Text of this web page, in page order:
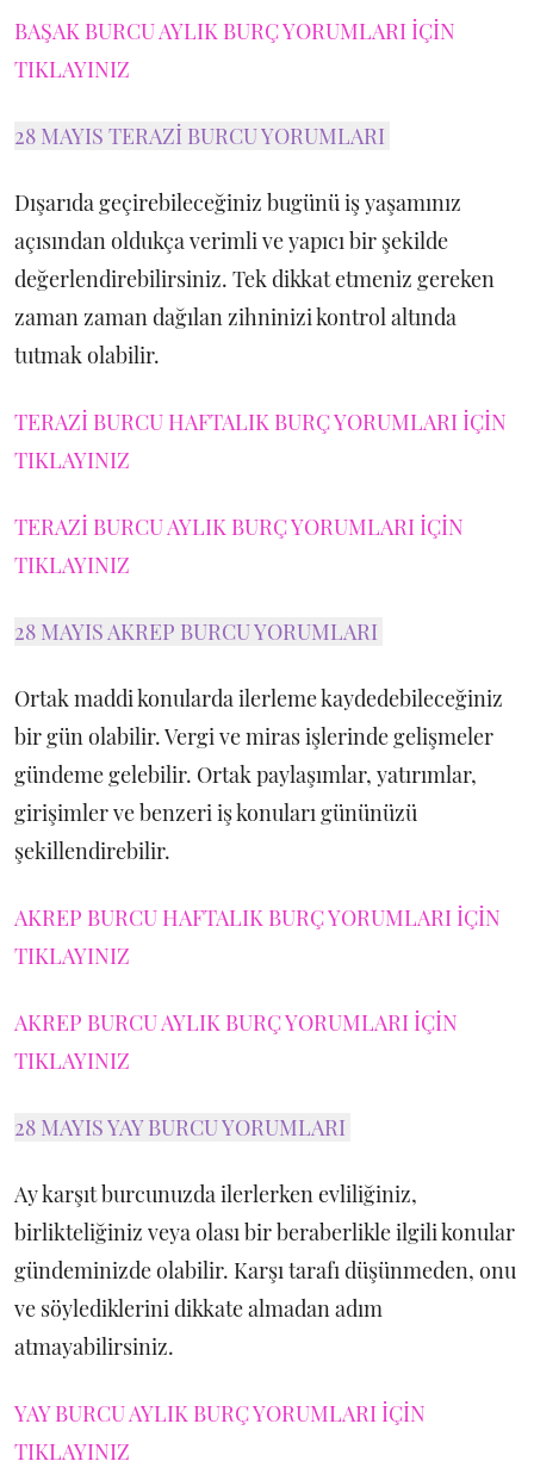
BAŞAK BURCU AYLIK BURÇ YORUMLARI İÇİN
TIKLAYINIZ
28 MAYIS TERAZİ BURCU YORUMLARI
Dışarıda geçirebileceğiniz bugünü iş yaşamınız
açısından oldukça verimli ve yapıcı bir şekilde
değerlendirebilirsiniz. Tek dikkat etmeniz gereken
zaman zaman dağılan zihninizi kontrol altında
tutmak olabilir.
TERAZİ BURCU HAFTALIK BURÇ YORUMLARI İÇİN
TIKLAYINIZ
TERAZİ BURCU AYLIK BURÇ YORUMLARI İÇİN
TIKLAYINIZ
28 MAYIS AKREP BURCU YORUMLARI
Ortak maddi konularda ilerleme kaydedebileceğiniz
bir gün olabilir. Vergi ve miras işlerinde gelişmeler
gündeme gelebilir. Ortak paylaşımlar, yatırımlar,
girişimler ve benzeri iş konuları gününüzü
şekillendirebilir.
AKREP BURCU HAFTALIK BURÇ YORUMLARI İÇİN
TIKLAYINIZ
AKREP BURCU AYLIK BURÇ YORUMLARI İÇİN
TIKLAYINIZ
28 MAYIS YAY BURCU YORUMLARI
Ay karşıt burcunuzda ilerlerken evliliğiniz,
birlikteliğiniz veya olası bir beraberlikle ilgili konular
gündeminizde olabilir. Karşı tarafı düşünmeden, onu
ve söylediklerini dikkate almadan adım
atmayabilirsiniz.
YAY BURCU AYLIK BURÇ YORUMLARI İÇİN
TIKLAYINIZ